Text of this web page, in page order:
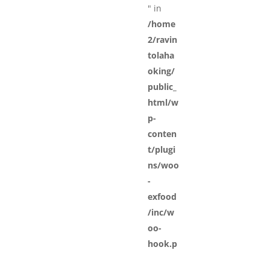
" in
/home
2/ravin
tolaha
oking/
public_
html/w
p-
conten
t/plugi
ns/woo
-
exfood
/inc/w
oo-
hook.p